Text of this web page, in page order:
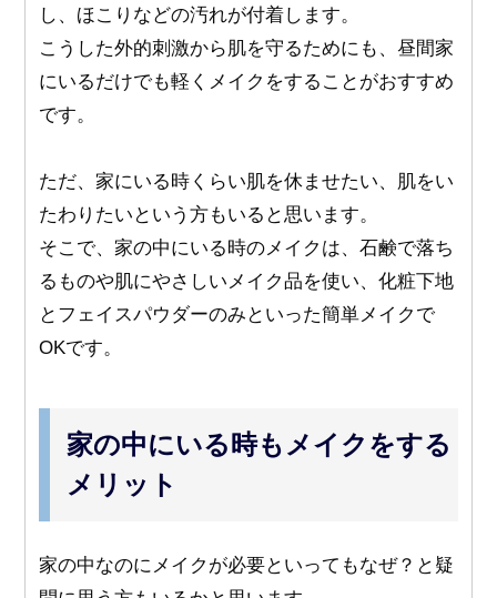
し、ほこりなどの汚れが付着します。
こうした外的刺激から肌を守るためにも、昼間家
にいるだけでも軽くメイクをすることがおすすめ
です。
ただ、家にいる時くらい肌を休ませたい、肌をい
たわりたいという方もいると思います。
そこで、家の中にいる時のメイクは、石鹸で落ち
るものや肌にやさしいメイク品を使い、化粧下地
とフェイスパウダーのみといった簡単メイクで
OKです。
家の中にいる時もメイクをする
メリット
家の中なのにメイクが必要といってもなぜ？と疑